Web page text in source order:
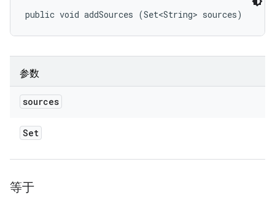
public void addSources (Set<String> sources)
参数
sources
Set
等于